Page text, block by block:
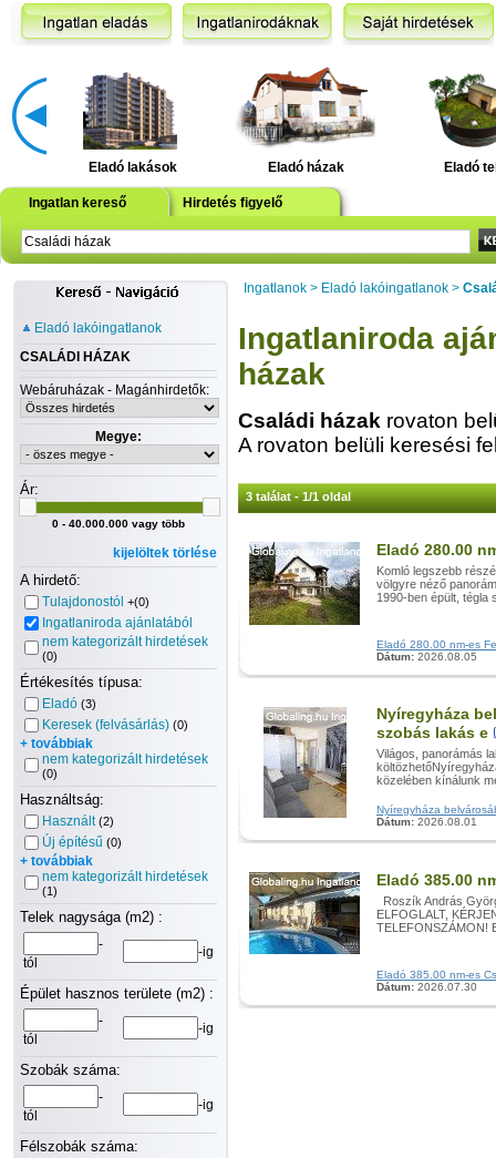
Eladó lakások Eladó házak Eladó
Ingatlan kereső Hirdetés figyelő
Eladó lakóingatlanok
CSALÁDI HÁZAK
Webáruházak - Magánhirdetők:
Megye:
Ár:
0 - 40.000.000 vagy több
kijelöltek törlése
A hirdető:
Tulajdonostól +(0)
Ingatlaniroda ajánlatából
nem kategorizált hirdetések
(0)
Értékesítés típusa:
Eladó (3)
Keresek (felvásárlás) (0)
+ továbbiak
nem kategorizált hirdetések
(0)
Használtság:
Használt (2)
Új építésű (0)
+ továbbiak
nem kategorizált hirdetések
(1)
Telek nagysága (m2) :
-
tól
-ig
Épület hasznos területe (m2) :
-
tól
-ig
Szobák száma:
-
tól
-ig
Félszobák száma:
Ingatlanok > Eladó lakóingatlanok >
Ingatlaniroda
házak
Családi házak rovaton
A rovaton belüli keresési
3 találat - 1/1 oldal
Eladó 280.00
Komló legszebb
völgyre néző
1990-ben épült, tégla
Eladó 280.00 nm-es
Dátum: 2026.08.05
Nyíregyháza
szobás lakás e
Világos, panorámás
közelében kínálunk
Nyíregyháza
Dátum: 2026.08.01
Eladó 385.00
Roszík András
ELFOGLALT,
TELEFONSZÁMON!
Eladó 385.00 nm-es
Dátum: 2026.07.30